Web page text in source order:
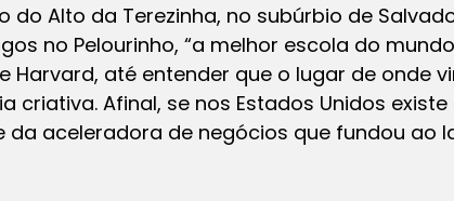
do Alto da Terezinha, no subúrbio de
no Pelourinho, “a melhor escola do
Harvard, até entender que o lugar de onde
criativa. Afinal, se nos Estados Unidos
da aceleradora de negócios que fundou ao